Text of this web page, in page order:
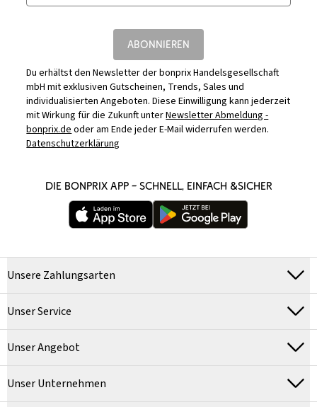
ABONNIEREN
Du erhältst den Newsletter der bonprix Handelsgesellschaft
mbH mit exklusiven Gutscheinen, Trends, Sales und
individualisierten Angeboten. Diese Einwilligung kann jederzeit
mit Wirkung für die Zukunft unterNewsletter Abmeldung -
bonprix.deoder am Ende jeder E-Mail widerrufen werden.
Datenschutzerklärung
DIE BONPRIX APP – SCHNELL, EINFACH &SICHER
Unsere Zahlungsarten
Unser Service
Unser Angebot
Unser Unternehmen